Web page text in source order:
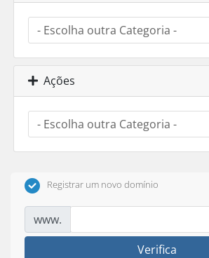
Ações
Registrar um novo domínio
www.
Verifica